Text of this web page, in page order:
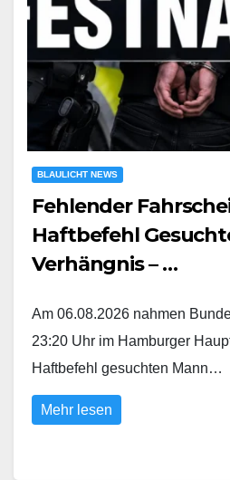
BLAULICHT NEWS
Fehlender
Haftbefehl
Verhängnis – …
Am 06.08.2026 nahmen
23:20 Uhr im Hamburger
Haftbefehl gesuchten Mann…
Mehr lesen